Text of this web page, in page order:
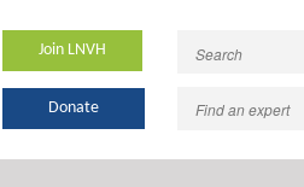
Join LNVH
Donate